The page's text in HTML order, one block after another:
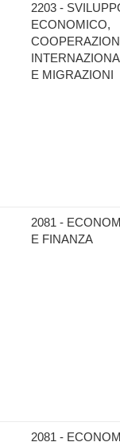
2203 -
ECONOMICO,
E MIGRAZIONI
2081 -
E FINANZA
2081 -